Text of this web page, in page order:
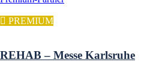
PREMIUM
REHAB – Messe Karlsruhe